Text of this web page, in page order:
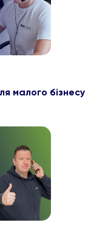
малого бізнесу